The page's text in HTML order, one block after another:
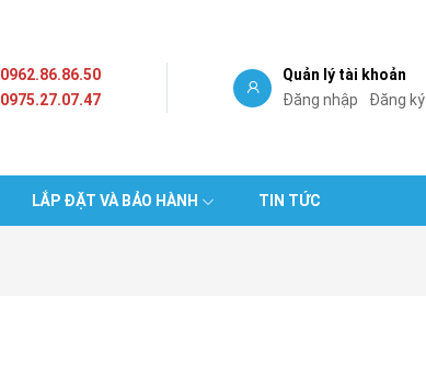
0962.86.86.50
0975.27.07.47
Quản lý tài khoản
Đăng nhập
Đăng ký
LẮP ĐẶT VÀ BẢO HÀNH TIN TỨC